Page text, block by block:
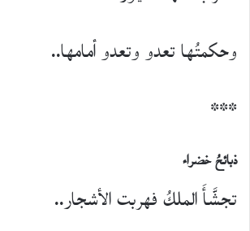
وحكمتُها تعدو وتعدو أمامها..
***
ذبائحُ خضراء
تجشَّأَ الملكُ فهربت الأشجار..